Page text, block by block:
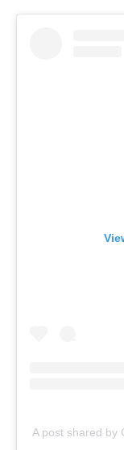
A post shared by